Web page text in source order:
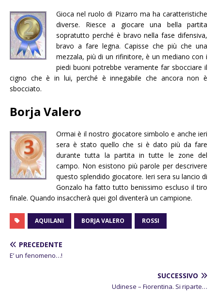
Gioca nel ruolo di Pizarro ma ha caratteristiche
diverse. Riesce a giocare una bella partita
sopratutto perché è bravo nella fase difensiva,
bravo a fare legna. Capisse che più che una
mezzala, più di un rifinitore, è un mediano con i
piedi buoni potrebbe veramente far sbocciare il
cigno che è in lui, perché è innegabile che ancora non è
sbocciato.
Borja Valero
Ormai è il nostro giocatore simbolo e anche ieri
sera è stato quello che si è dato più da fare
durante tutta la partita in tutte le zone del
campo. Non esistono più parole per descrivere
questo splendido giocatore. Ieri sera su lancio di
Gonzalo ha fatto tutto benissimo escluso il tiro
finale. Quando insaccherà quei gol diventerà un campione.
AQUILANI BORJA VALERO ROSSI
PRECEDENTE
E’ un fenomeno…!
SUCCESSIVO
Udinese – Fiorentina. Si riparte…